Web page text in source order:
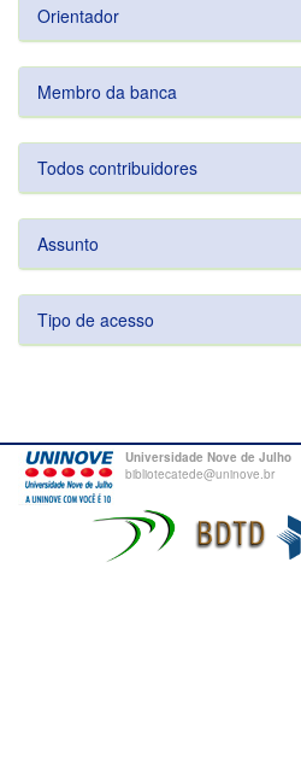
Orientador
Membro da banca
Todos contribuidores
Assunto
Tipo de acesso
Universidade Nove de Julho
bibliotecatede@uninove.br